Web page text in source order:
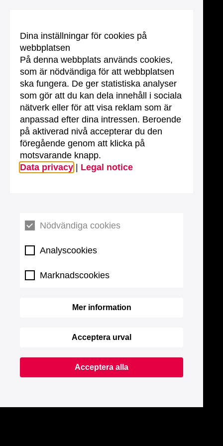
Dina inställningar för cookies på
webbplatsen
På denna webbplats används cookies,
som är nödvändiga för att webbplatsen
ska fungera. De ger statistiska analyser
som gör att du kan dela innehåll i sociala
nätverk eller för att visa reklam som är
anpassad efter dina intressen. Beroende
på aktiverad nivå accepterar du den
föregående genom att klicka på
motsvarande knapp.
Data privacy
Legal notice
Nödvändiga cookies
Analyscookies
Marknadscookies
Mer information
Acceptera urval
Acceptera alla